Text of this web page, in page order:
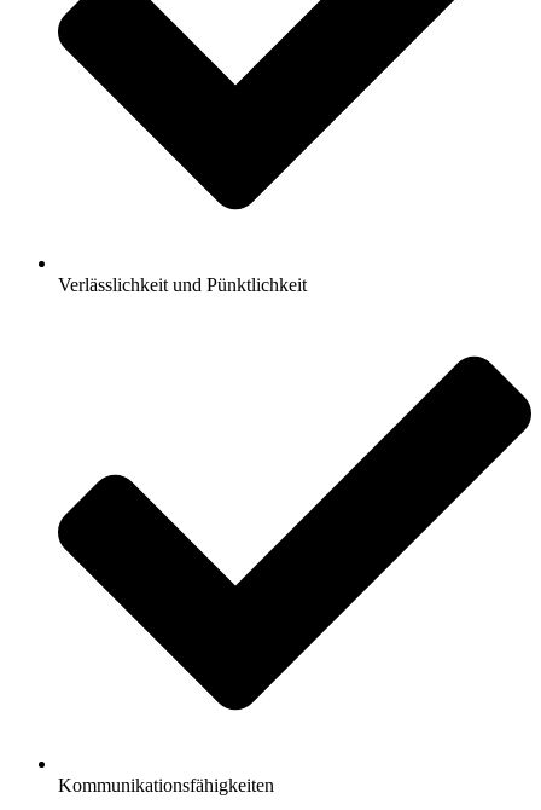
Verlässlichkeit und Pünktlichkeit
Kommunikationsfähigkeiten